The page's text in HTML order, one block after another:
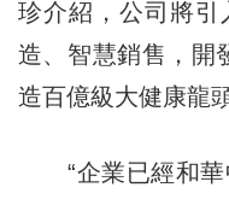
珍介紹，公司將引
造、智慧銷售，開
造百億級大健康龍
“企業已經和華